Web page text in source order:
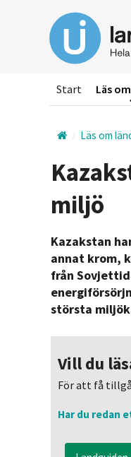
huvudinnehållet
Start Läs
Läs om
miljö
Kazakstan
annat krom,
från
största
Vill du
För att få
Har du redan